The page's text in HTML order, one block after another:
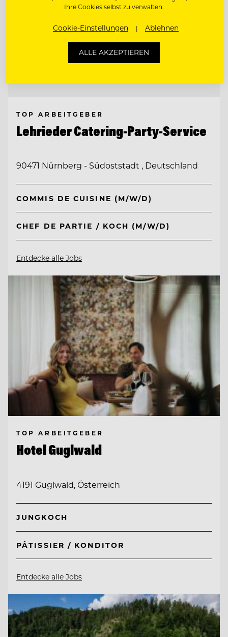
TOP ARBEITGEBER
Lehrieder Catering-Party-Service
90471 Nürnberg - Südoststadt , Deutschland
COMMIS DE CUISINE (M/W/D)
CHEF DE PARTIE / KOCH (M/W/D)
Entdecke alle Jobs
TOP ARBEITGEBER
Hotel Guglwald
4191 Guglwald, Österreich
JUNGKOCH
PÂTISSIER / KONDITOR
Entdecke alle Jobs
Ihre Cookies selbst zu verwalten.
Cookie-Einstellungen Ablehnen
ALLE AKZEPTIEREN